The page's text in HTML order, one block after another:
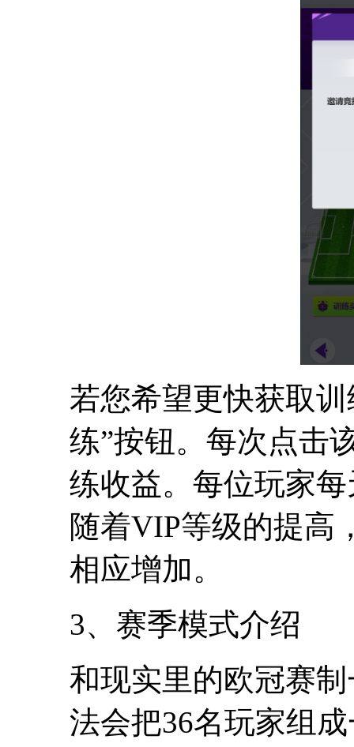
若您希望更快获取
练”按钮。每次点击
练收益。每位玩家
随着VIP等级的提高
相应增加。
3、赛季模式介绍
和现实里的欧冠赛
法会把36名玩家组